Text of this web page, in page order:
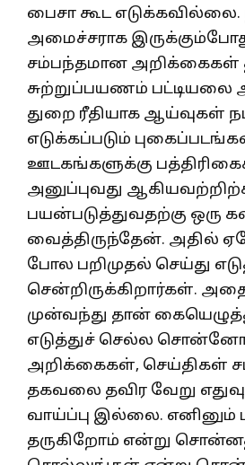
பைசா கூட
அமைச்சராக
சம்பந்தமான அறிக்கைகள்
சுற்றுப்பயணம் பட்டியலை
துறை ரீதியாக ஆய்வுகள்
எடுக்கப்படும்
ஊடகங்களுக்கு
அனுப்புவது
பயன்படுத்துவதற்கு ஒரு
வைத்திருந்தேன். அதில்
போல பறிமுதல் செய்து
சென்றிருக்கிறார்கள்.
முன்வந்து தான்
எடுத்துச் செல்ல
அறிக்கைகள், செய்திகள்
தகவலை தவிர வேறு
வாய்ப்பு இல்லை. எனினும்
தருகிறோம் என்று